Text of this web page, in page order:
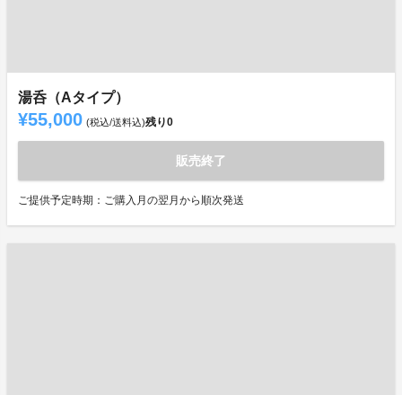
湯呑（Aタイプ）
¥55,000 (税込/送料込)残り0
販売終了
ご提供予定時期：ご購入月の翌月から順次発送